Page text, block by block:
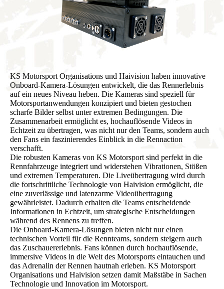
KS Motorsport Organisations und Haivision haben innovative
Onboard-Kamera-Lösungen entwickelt, die das Rennerlebnis
auf ein neues Niveau heben. Die Kameras sind speziell für
Motorsportanwendungen konzipiert und bieten gestochen
scharfe Bilder selbst unter extremen Bedingungen. Die
Zusammenarbeit ermöglicht es, hochauflösende Videos in
Echtzeit zu übertragen, was nicht nur den Teams, sondern auch
den Fans ein faszinierendes Einblick in die Rennaction
verschafft.
Die robusten Kameras von KS Motorsport sind perfekt in die
Rennfahrzeuge integriert und widerstehen Vibrationen, Stößen
und extremen Temperaturen. Die Liveübertragung wird durch
die fortschrittliche Technologie von Haivision ermöglicht, die
eine zuverlässige und latenzarme Videoübertragung
gewährleistet. Dadurch erhalten die Teams entscheidende
Informationen in Echtzeit, um strategische Entscheidungen
während des Rennens zu treffen.
Die Onboard-Kamera-Lösungen bieten nicht nur einen
technischen Vorteil für die Rennteams, sondern steigern auch
das Zuschauererlebnis. Fans können durch hochauflösende,
immersive Videos in die Welt des Motorsports eintauchen und
das Adrenalin der Rennen hautnah erleben. KS Motorsport
Organisations und Haivision setzen damit Maßstäbe in Sachen
Technologie und Innovation im Motorsport.